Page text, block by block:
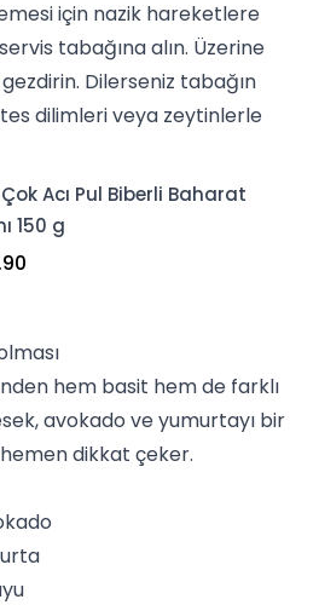
için nazik hareketlere
tabağına alın. Üzerine
Dilerseniz tabağın
dilimleri veya zeytinlerle
Acı Pul Biberli Baharat
150 g
hem basit hem de farklı
avokado ve yumurtayı bir
dikkat çeker.